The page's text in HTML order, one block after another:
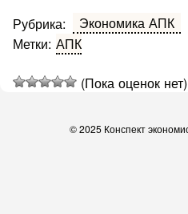
Рубрика:
Экономика АПК
Метки:АПК
(Пока оценок нет)
© 2025 Конспект